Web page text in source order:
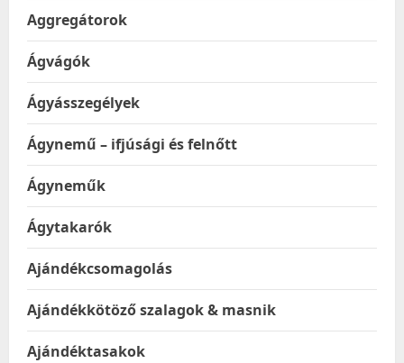
Aggregátorok
Ágvágók
Ágyásszegélyek
Ágynemű – ifjúsági és felnőtt
Ágyneműk
Ágytakarók
Ajándékcsomagolás
Ajándékkötöző szalagok & masnik
Ajándéktasakok